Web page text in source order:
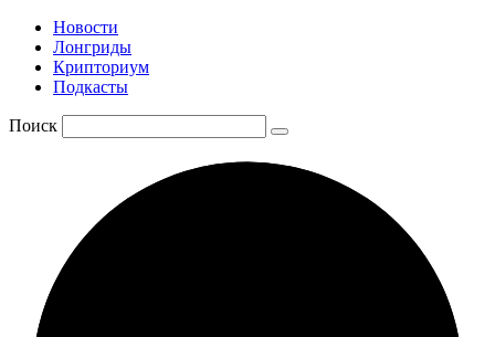
Новости
Лонгриды
Крипториум
Подкасты
Поиск